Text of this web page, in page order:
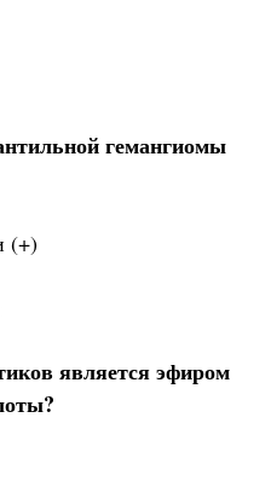
гемангиомы
(+)
является эфиром